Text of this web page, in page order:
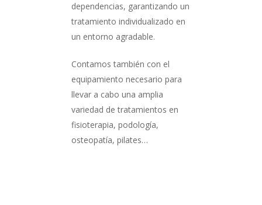
dependencias, garantizando un
tratamiento individualizado en
un entorno agradable.
Contamos también con el
equipamiento necesario para
llevar a cabo una amplia
variedad de tratamientos en
fisioterapia, podología,
osteopatía, pilates…